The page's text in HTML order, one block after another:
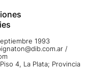
1993
/
4, La Plata; Provincia